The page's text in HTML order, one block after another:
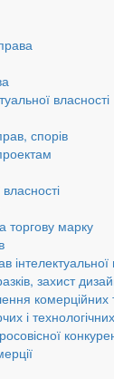
власності
спорів
торгову марку
захист
комерційних
і технологічних